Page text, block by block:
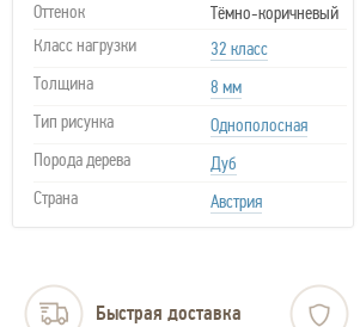
Оттенок
Тёмно-коричневый
Класс нагрузки
32 класс
Толщина
8 мм
Тип рисунка
Однополосная
Порода дерева
Дуб
Страна
Австрия
Быстрая доставка